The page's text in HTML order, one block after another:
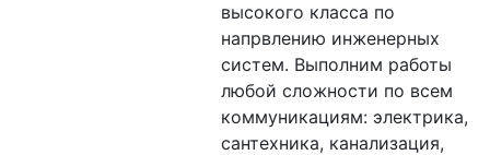
высокого класса по
напрвлению инженерных
систем. Выполним работы
любой сложности по всем
коммуникациям: электрика,
сантехника, канализация,